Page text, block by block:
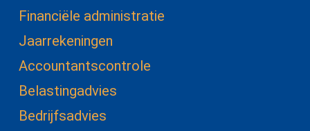
Financiële administratie
Jaarrekeningen
Accountantscontrole
Belastingadvies
Bedrijfsadvies